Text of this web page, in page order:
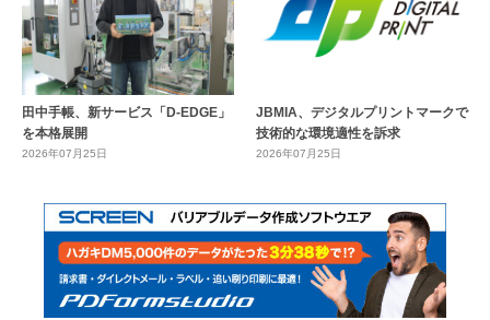
田中手帳、新サービス「D-EDGE」
を本格展開
2026年07月25日
JBMIA、デジタルプリントマークで
技術的な環境適性を訴求
2026年07月25日